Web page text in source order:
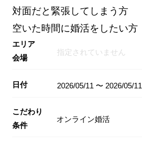
対面だと緊張してしまう方
空いた時間に婚活をしたい方
エリア
会場
指定されていません
日付 2026/05/11 〜 2026/05/11
こだわり
条件
オンライン婚活